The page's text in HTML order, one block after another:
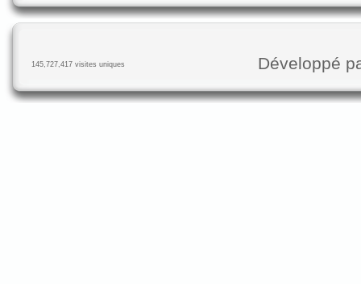
145,727,417 visites uniques Développé